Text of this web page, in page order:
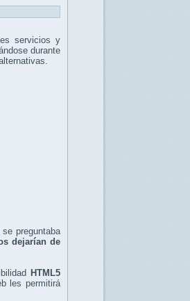
servicios y
durante
preguntaba
dejarían de
HTML5
les permitirá